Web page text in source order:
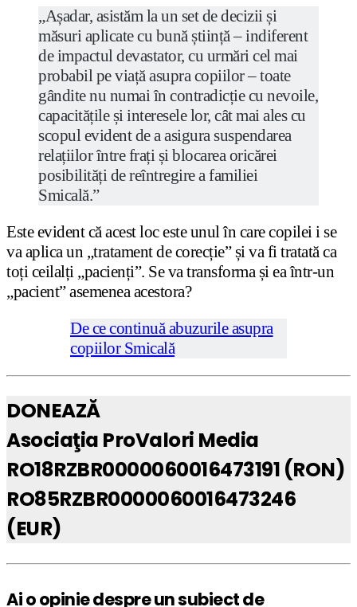
„Așadar, asistăm la un set de decizii și
măsuri aplicate cu bună știință – indiferent
de impactul devastator, cu urmări cel mai
probabil pe viață asupra copiilor – toate
gândite nu numai în contradicție cu nevoile,
capacitățile și interesele lor, cât mai ales cu
scopul evident de a asigura suspendarea
relațiilor între frați și blocarea oricărei
posibilități de reîntregire a familiei
Smicală.”
Este evident că acest loc este unul în care copilei i se
va aplica un „tratament de corecție” și va fi tratată ca
toți ceilalți „pacienți”. Se va transforma și ea într-un
„pacient” asemenea acestora?
De ce continuă abuzurile asupra
copiilor Smicală
DONEAZĂ
Asociaţia ProValori Media
RO18RZBR0000060016473191 (RON)
RO85RZBR0000060016473246
(EUR)
Ai o opinie despre un subiect de